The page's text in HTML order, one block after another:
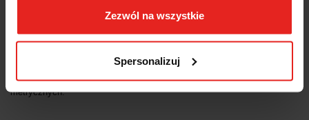
Zezwól na wszystkie
Spersonalizuj
OPINIE I OCENY (0)
Zestaw grzechotkowych kluczy "4 w jednym" w rozmiarach
metrycznych: